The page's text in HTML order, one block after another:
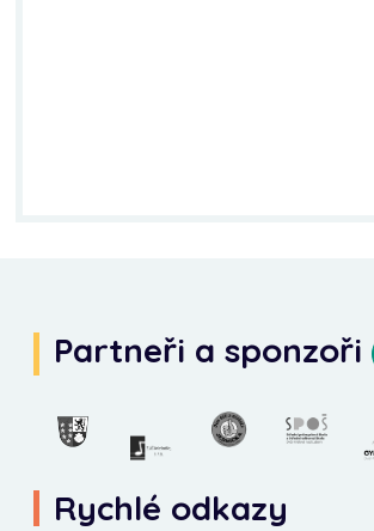
Partneři a sponzoři
Rychlé odkazy